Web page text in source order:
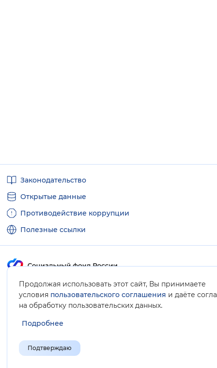
Продолжая использовать этот сайт, Вы принимаете
условия пользовательского соглашения и даёте
на обработку пользовательских данных.
Подробнее
Подтверждаю
ссылкиЗаконодательство
Открытые данные
Противодействие коррупции
Полезные ссылки
Карта сайта
© Социальный фонд России, 2008-2026